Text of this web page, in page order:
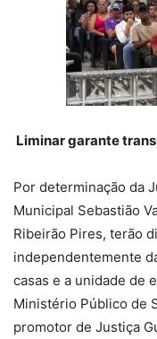
Liminar garante
Por determinação da
Municipal Sebastião
Ribeirão Pires, terão
independentemente
casas e a unidade de
Ministério Público de
promotor de Justiça